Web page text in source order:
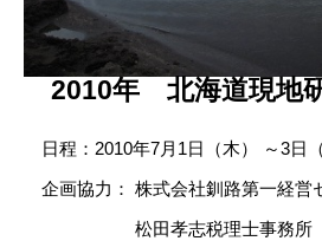
2010年 北海道現地
日程：2010年7月1日（木） ～3日（
企画協力： 株式会社釧路第一経営
松田孝志税理士事務所